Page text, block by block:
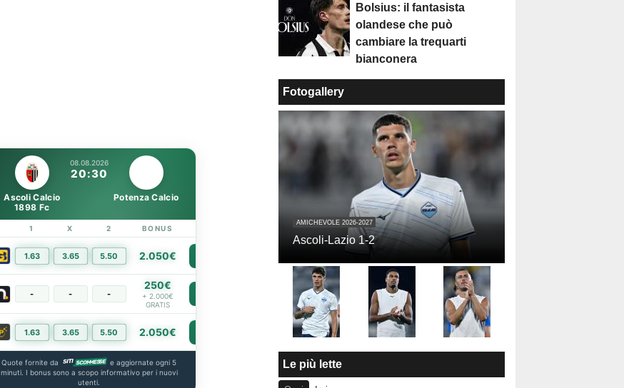
08.08.2026
20:30
Ascoli Calcio
1898 Fc
Potenza Calcio
1 X 2 BONUS
1.63 3.65 5.50 2.050€
- - -
250€
+ 2.000€
GRATIS
1.63 3.65 5.50 2.050€
Quote fornite da
e aggiornate ogni 5
minuti. I bonus sono a scopo informativo per i nuovi
utenti.
Bolsius: il fantasista
olandese che può
cambiare la trequarti
bianconera
Fotogallery
AMICHEVOLE 2026-2027
Ascoli-Lazio 1-2
Le più lette